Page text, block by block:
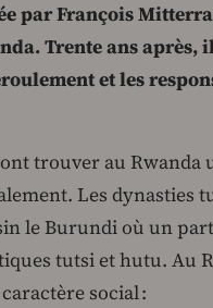
par François
Trente ans après,
et les
trouver au
Les dynasties
le Burundi où un
tutsi et hutu. Au
social :